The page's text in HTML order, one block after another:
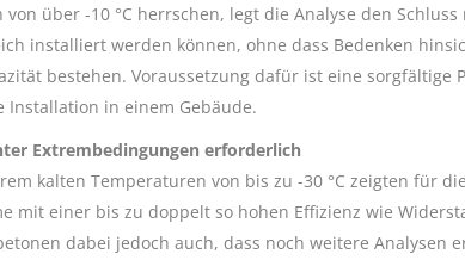
über -10 °C herrschen, legt die Analyse den
installiert werden können, ohne dass Bedenken
bestehen. Voraussetzung dafür ist eine sorgfältige
in einem Gebäude.
Extrembedingungen erforderlich
kalten Temperaturen von bis zu -30 °C zeigten für
mit einer bis zu doppelt so hohen Effizienz wie
dabei jedoch auch, dass noch weitere Analysen